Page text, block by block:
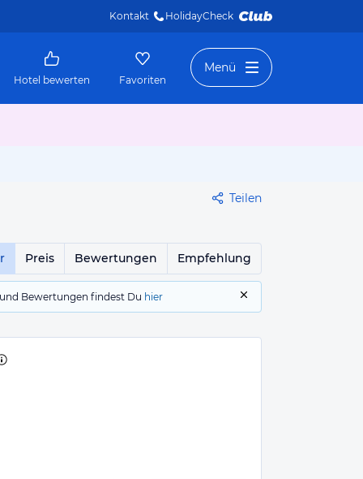
Kontakt HolidayCheck
Hotel bewerten Favoriten
Menü
Teilen
Preis Bewertungen Empfehlung
Bewertungen findest Du hier